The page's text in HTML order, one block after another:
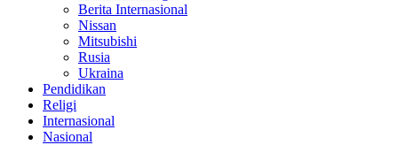
Berita Internasional
Nissan
Mitsubishi
Rusia
Ukraina
Pendidikan
Religi
Internasional
Nasional